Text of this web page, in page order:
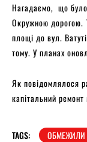
Нагадаємо, що було
Окружною дорогою.
площі до вул.
тому. У планах
Як повідомлялося
капітальний ремонт
TAGS: ОБМЕЖИЛИ